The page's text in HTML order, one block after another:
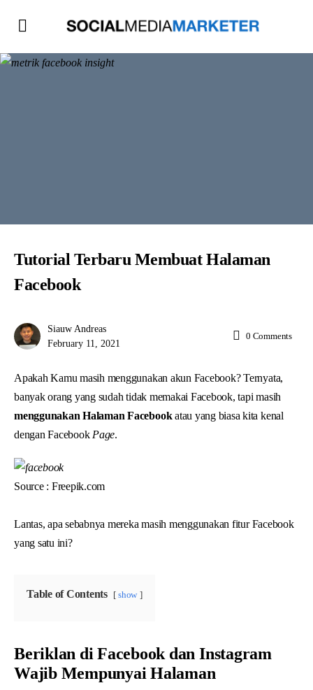
Tutorial Terbaru Membuat Halaman
Facebook
Siauw Andreas
February 11, 2021
0 Comments
Apakah Kamu masih menggunakan akun Facebook? Ternyata,
banyak orang yang sudah tidak memakai Facebook, tapi masih
menggunakan Halaman Facebookatau yang biasa kita kenal
dengan Facebook Page.
Source : Freepik.com
Lantas, apa sebabnya mereka masih menggunakan fitur Facebook
yang satu ini?
Table of Contents show
Beriklan di Facebook dan Instagram
Wajib Mempunyai Halaman